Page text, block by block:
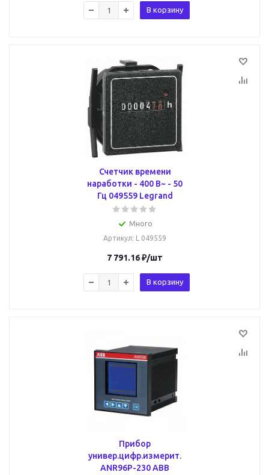
В корзину
Счетчик времени
наработки - 400 В~ - 50
Гц 049559 Legrand
Много
Артикул: L 049559
7 791.16₽/шт
В корзину
Прибор
универ.цифр.измерит.
ANR96P-230 ABB